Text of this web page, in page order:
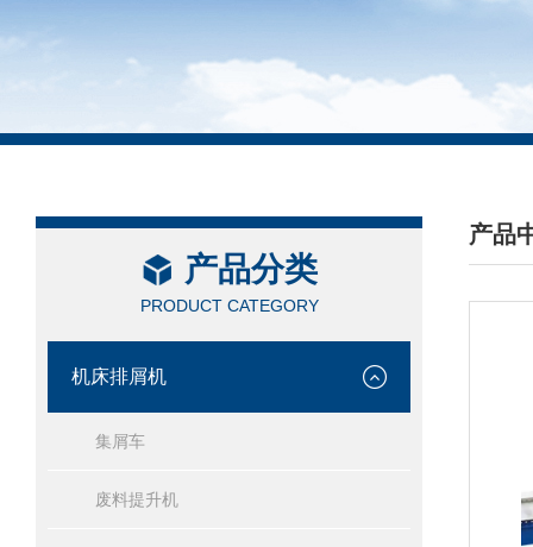
产品分类
PRODUCT CATEGORY
机床排屑机
集屑车
废料提升机
产品
/